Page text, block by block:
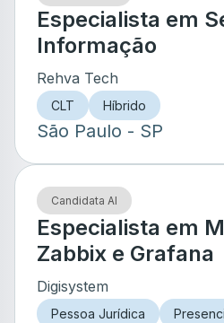
Especialista em
Informação
Rehva Tech
CLT Híbrido
São Paulo - SP
Candidata AI
Especialista em
Zabbix e Grafana
Digisystem
Pessoa Jurídica